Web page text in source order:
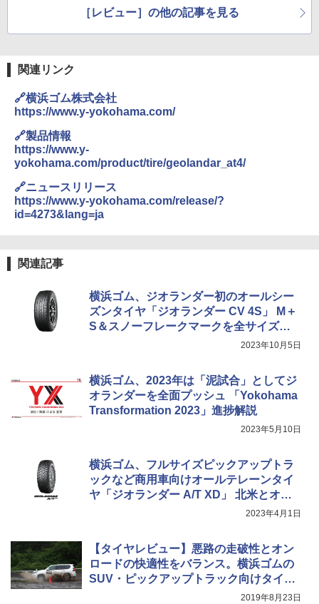
性能を体験
［レビュー］の他の記事を見る
関連リンク
🔗横浜ゴム株式会社
https://www.y-yokohama.com/
🔗製品情報
https://www.y-
yokohama.com/product/tire/geolandar_at4/
🔗ニュースリリース
https://www.y-yokohama.com/release/?
id=4273&lang=ja
関連記事
横浜ゴム、ジオランダー初のオールシー
ズンタイヤ「ジオランダー CV 4S」 M＋
S＆スノーフレークマークを全サイズ獲
2023年10月5日
横浜ゴム、2023年は「泥試合」としてジ
オランダーを全面プッシュ 「Yokohama
Transformation 2023」進捗解説
2023年5月10日
横浜ゴム、フルサイズピックアップトラ
ックなど商用車向けオールテレーンタイ
ヤ「ジオランダー A/T XD」 北米とオー
2023年4月1日
【タイヤレビュー】悪路の走破性とオン
ロードの快適性をバランス。横浜ゴムの
SUV・ピックアップトラック向けタイヤ
「ジオランダー X-AT」に乗った2019年8月23日